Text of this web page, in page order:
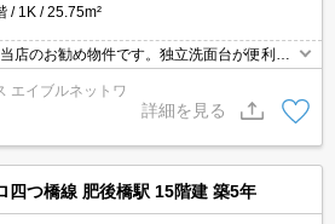
1K 25.75m²
店のお勧め物件です。独立洗面台が便利。
ネットワーク天満橋店まで06-4790-2228
エイブルネットワ
詳細を見る
四つ橋線 肥後橋駅 15階建 築5年